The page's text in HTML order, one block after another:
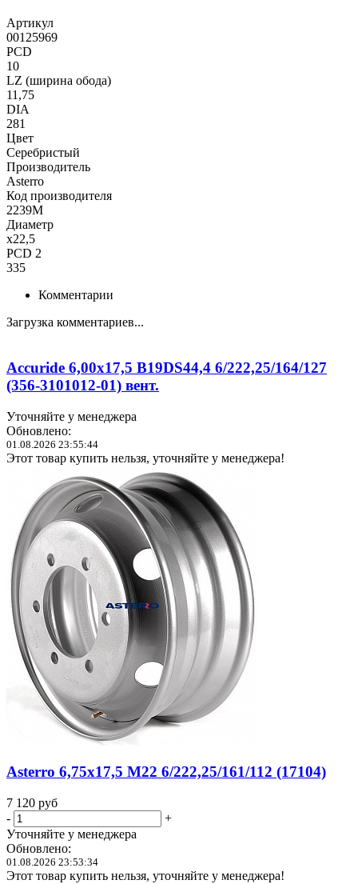
Артикул
00125969
PCD
10
LZ (ширина обода)
11,75
DIA
281
Цвет
Серебристый
Производитель
Asterro
Код производителя
2239M
Диаметр
x22,5
PCD 2
335
Комментарии
Загрузка комментариев...
Accuride 6,00x17,5 B19DS44,4 6/222,25/164/127
(356-3101012-01) вент.
Уточняйте у менеджера
Обновлено:
01.08.2026 23:55:44
Этот товар купить нельзя, уточняйте у менеджера!
Asterro 6,75x17,5 M22 6/222,25/161/112 (17104)
7 120 руб
-
+
Уточняйте у менеджера
Обновлено:
01.08.2026 23:53:34
Этот товар купить нельзя, уточняйте у менеджера!